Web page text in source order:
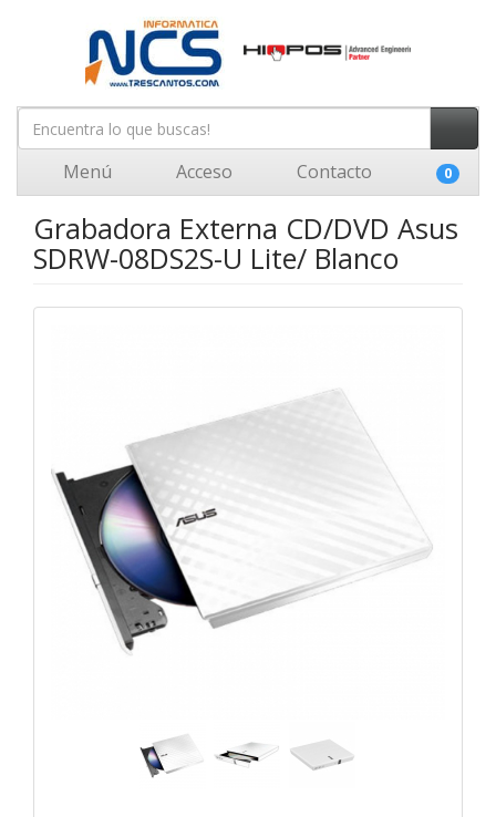
Menú Acceso Contacto 0
Grabadora Externa CD/DVD Asus
SDRW-08DS2S-U Lite/ Blanco